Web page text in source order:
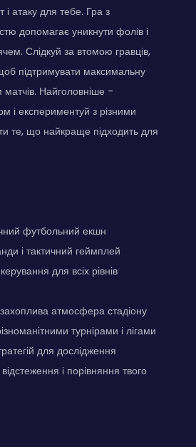
і атаку для тебе. Гра з
допомагає уникнути фолів і
Слідкуй за втомою гравців,
підтримувати максимальну
матчів. Найголовніше -
і експериментуй з різними
те, що найкраще підходить для
футбольний екшн
і тактичний геймплей
для всіх рівнів
атмосфера стадіону
турнірами і лігами
для дослідження
і порівняння твого